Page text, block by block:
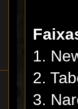
1.
2.
3.